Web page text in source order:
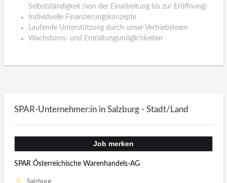
Selbstständigkeit (von der Einarbeitung bis zur Eröffnung)
Individuelle Finanzierungskonzepte
Laufende Unterstützung durch unser Vertriebsteam
Wachstums- und Entfaltungsmöglichkeiten
SPAR-Unternehmer:in in Salzburg - Stadt/Land
Job merken
SPAR Österreichische Warenhandels-AG
Salzburg